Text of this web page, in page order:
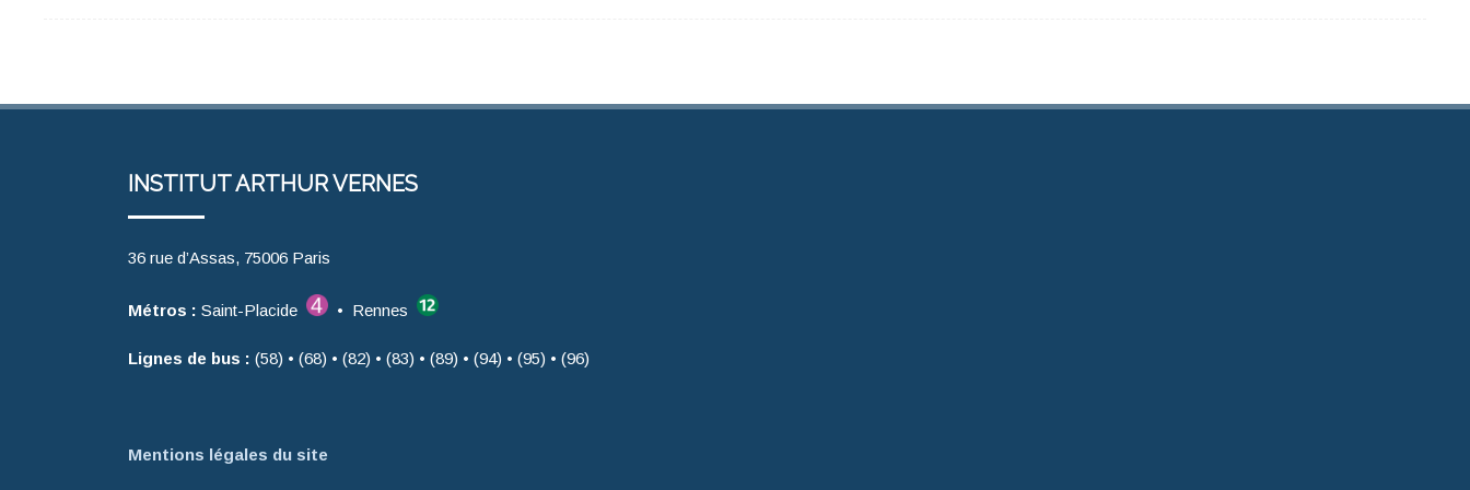
INSTITUT ARTHUR VERNES
36 rue d’Assas, 75006 Paris
Métros : Saint-Placide • Rennes
Lignes de bus : (58) • (68) • (82) • (83) • (89) • (94) • (95) • (96)
Mentions légales du site